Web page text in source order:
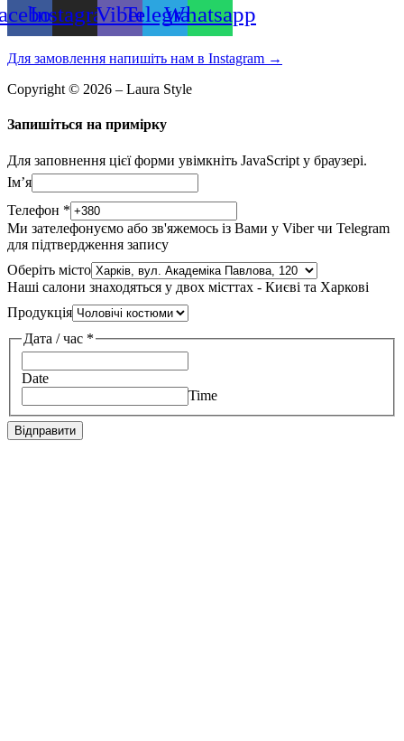
InstagramViberTelegramWhatsapp
Для замовлення напишіть нам в Instagram →
Copyright © 2026 – Laura Style
Запишіться на примірку
Для заповнення цієї форми увімкніть JavaScript у браузері.
Імʼя
Телефон *
Ми зателефонуємо або зв'яжемось із Вами у Viber чи Telegram
для підтвердження запису
Оберіть місто
Наші салони знаходяться у двох місттах - Києві та Харкові
Продукція
Дата / час *
Date
Time
Відправити